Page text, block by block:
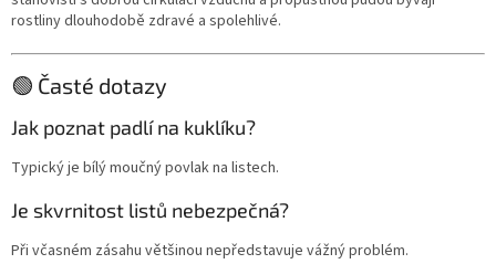
rostliny dlouhodobě zdravé a spolehlivé.
🟢 Časté dotazy
Jak poznat padlí na kuklíku?
Typický je bílý moučný povlak na listech.
Je skvrnitost listů nebezpečná?
Při včasném zásahu většinou nepředstavuje vážný problém.